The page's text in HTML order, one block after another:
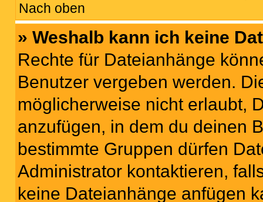
Nach oben
» Weshalb kann ich keine
Rechte für Dateianhänge
Benutzer vergeben werden.
möglicherweise nicht erlaubt,
anzufügen, in dem du deinen
bestimmte Gruppen dürfen
Administrator kontaktieren,
keine Dateianhänge anfügen